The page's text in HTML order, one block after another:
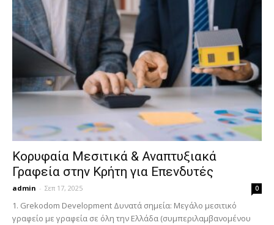
Κορυφαία Μεσιτικά & Αναπτυξιακά
Γραφεία στην Κρήτη για Επενδυτές
admin - Σεπ 17, 2025 0
1. Grekodom Development Δυνατά σημεία: Μεγάλο μεσιτικό
γραφείο με γραφεία σε όλη την Ελλάδα (συμπεριλαμβανομένου